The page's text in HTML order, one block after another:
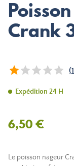
Crank
(1
Expédition 24 H
6,50 €
Le poisson nageur